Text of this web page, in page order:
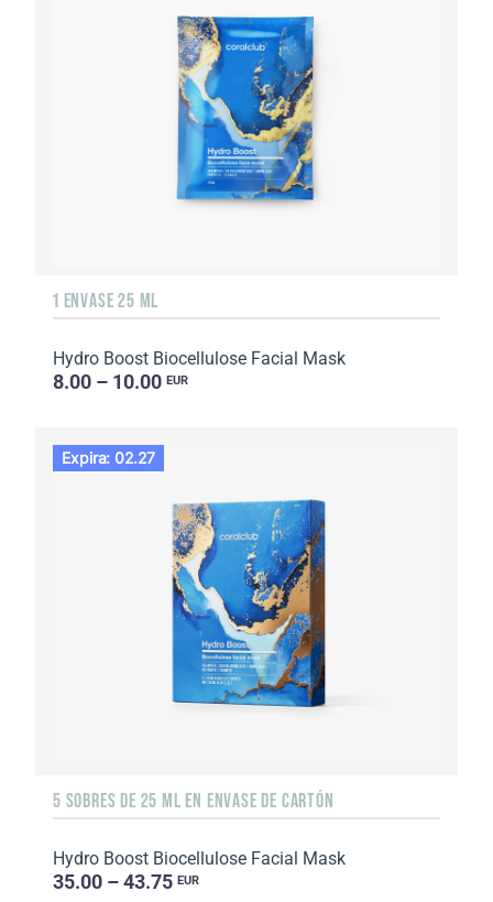
1 ENVASE 25 ML
Hydro Boost Biocellulose Facial Mask
8.00 – 10.00 EUR
Expira: 02.27
5 SOBRES DE 25 ML EN ENVASE DE CARTÓN
Hydro Boost Biocellulose Facial Mask
35.00 – 43.75 EUR